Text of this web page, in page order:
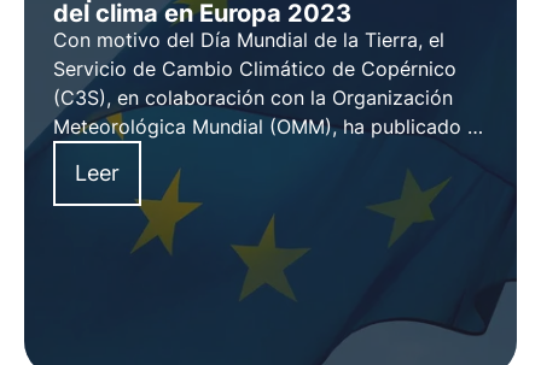
del clima en Europa 2023
Con motivo del Día Mundial de la Tierra, el
Servicio de Cambio Climático de Copérnico
(C3S), en colaboración con la Organización
Meteorológica Mundial (OMM), ha publicado el
2023 (ESOTC 2023). Conozca los detalles en
este artículo.
Leer